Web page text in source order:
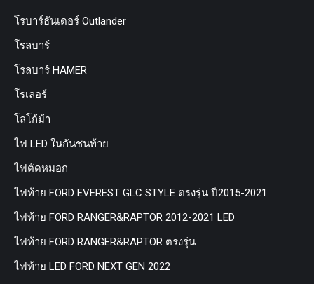
โรบาร์ธันเดอร์ Outlander
โรลบาร์
โรลบาร์ HAMER
โรเลอร์
โลโก้ม้า
ไฟ LED ในกันชนท้าย
ไฟตัดหมอก
ไฟท้าย FORD EVEREST GLC STYLE ตรงรุ่น ปี2015-2021
ไฟท้าย FORD RANGER&RAPTOR 2012-2021 LED
ไฟท้าย FORD RANGER&RAPTOR ตรงรุ่น
ไฟท้าย LED FORD NEXT GEN 2022